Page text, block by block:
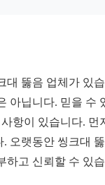
대 뚫음 업체가 있
아닙니다. 믿을 수
항이 있습니다. 먼
오랫동안 씽크대
하고 신뢰할 수 있